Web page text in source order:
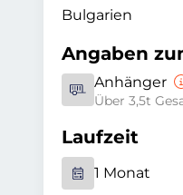
Bulgarien
Angaben
Anhänger
Über 3,5t
Laufzeit
1 Monat